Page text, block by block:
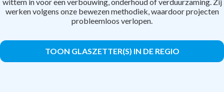
werken volgens onze bewezen methodiek, waardoor projecten
probleemloos verlopen.
TOON GLASZETTER(S) IN DE REGIO